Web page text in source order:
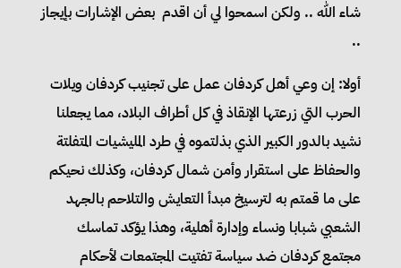
شاء الله .. ولكن اسمحوا لي أن اقدم بعض الإشارات بإيجاز
..
أولا: إن وعي أهل كردفان عمل على تجنيب كردفان ويلات
الحرب التي زرعتها الإنقاذ في كل أطراف البلاد، مما يجعلنا
نشيد بالدور الكبير الذي بذلتموه في طرد المليشيات المتفلتة
والحفاظ على استقرار وأمن شمال كردفان، وكذلك نحيكم
على ما قمتم به لترسيخ مبدأ التعايش والتلاحم بالجهد
الشعبي شبابا ونساء وإدارة أهلية، وهذا يؤكد تماسك
مجتمع كردفان ضد سياسة تفتيت المجتمعات لأحكام